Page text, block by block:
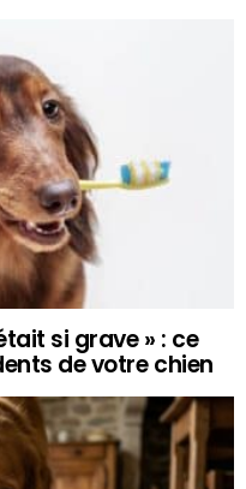
si grave » : ce
de votre chien